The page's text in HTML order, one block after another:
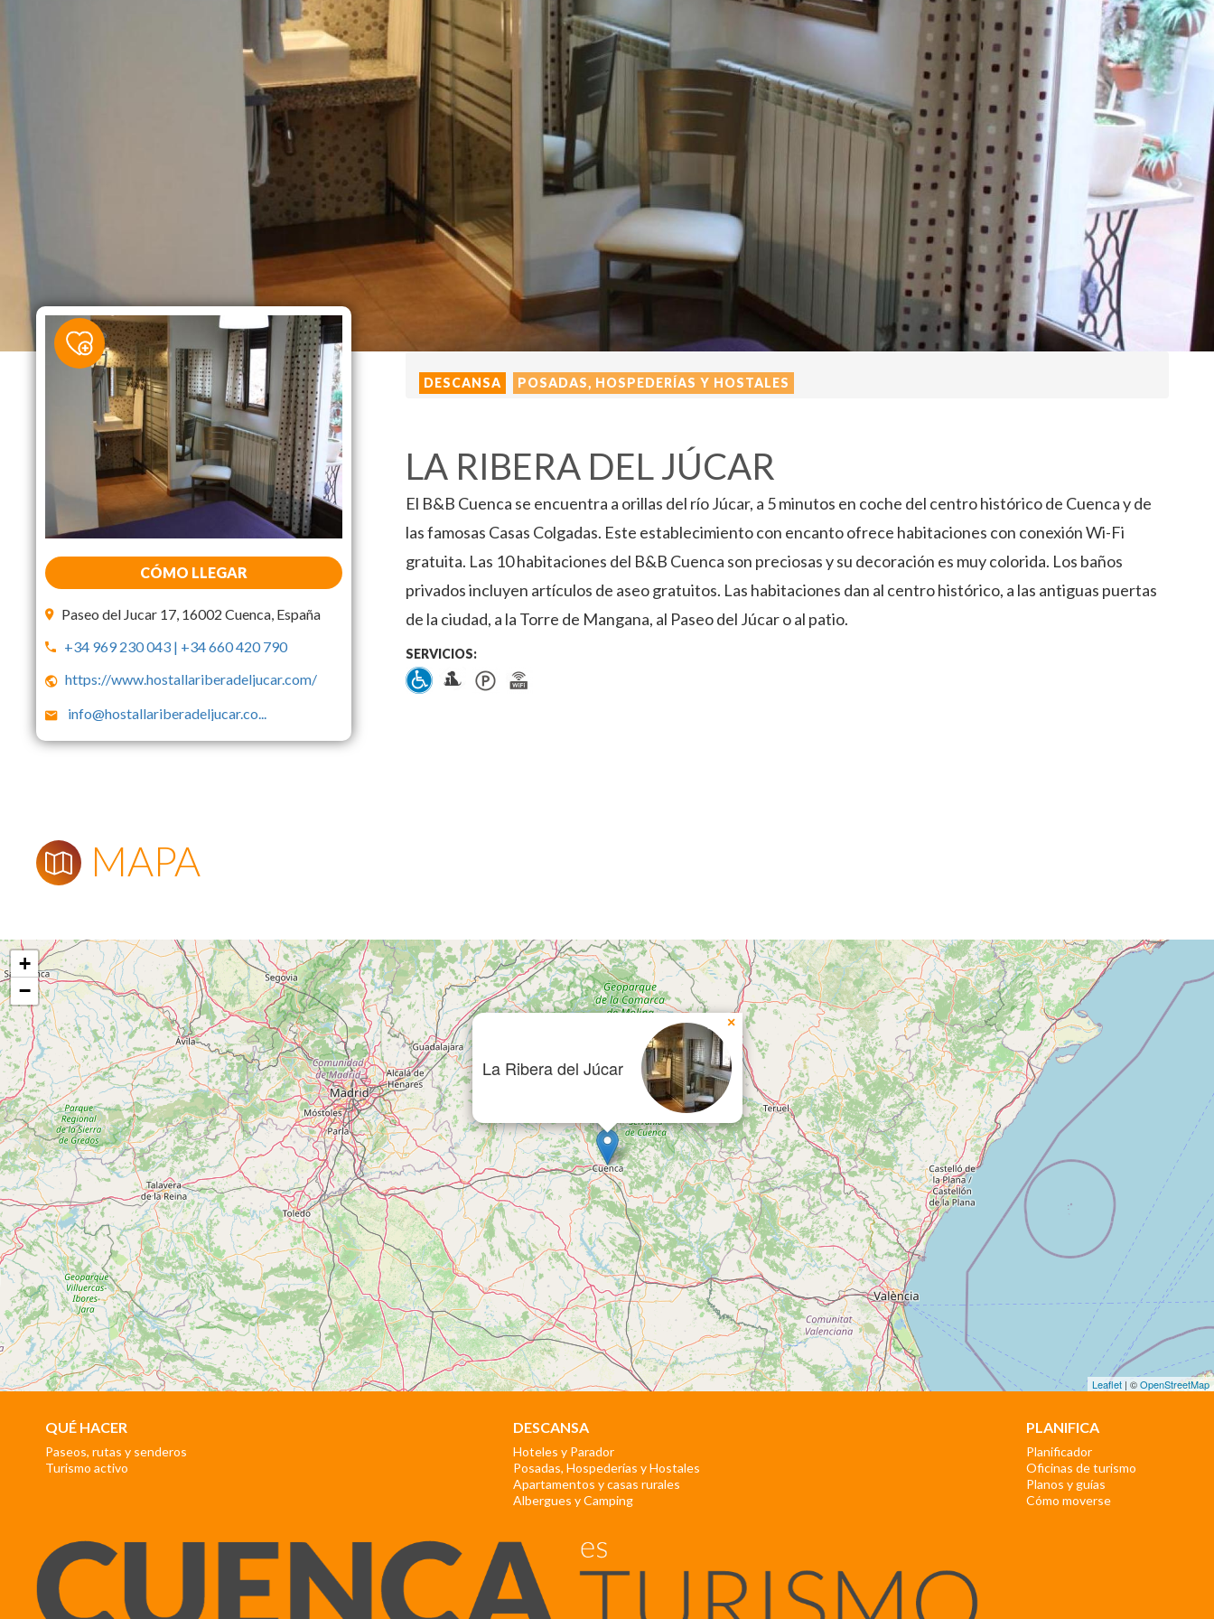
CÓMO LLEGAR
Paseo del Jucar 17, 16002 Cuenca, España
+34 969 230 043 | +34 660 420 790
https://www.hostallariberadeljucar.com/
info@hostallariberadeljucar.co...
DESCANSA POSADAS, HOSPEDERÍAS Y HOSTALES
LA RIBERA DEL JÚCAR
El B&B Cuenca se encuentra a orillas del río Júcar, a 5 minutos en coche del centro histórico de Cuenca y de
las famosas Casas Colgadas. Este establecimiento con encanto ofrece habitaciones con conexión Wi-Fi
gratuita. Las 10 habitaciones del B&B Cuenca son preciosas y su decoración es muy colorida. Los baños
privados incluyen artículos de aseo gratuitos. Las habitaciones dan al centro histórico, a las antiguas puertas
de la ciudad, a la Torre de Mangana, al Paseo del Júcar o al patio.
SERVICIOS:
MAPA
La Ribera del Júcar
×
+
−
Leaflet | ©OpenStreetMap
QUÉ HACER
Paseos, rutas y senderos
Turismo activo
DESCANSA
Hoteles y Parador
Posadas, Hospederías y Hostales
Apartamentos y casas rurales
Albergues y Camping
PLANIFICA
Planificador
Oficinas de turismo
Planos y guías
Cómo moverse